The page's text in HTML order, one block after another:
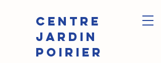
Centre
Jardin
Poirier